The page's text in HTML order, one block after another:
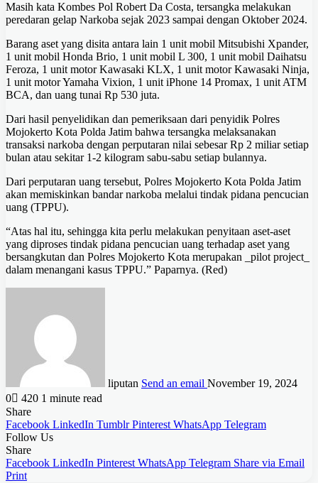
Masih kata Kombes Pol Robert Da Costa, tersangka melakukan
peredaran gelap Narkoba sejak 2023 sampai dengan Oktober 2024.
Barang aset yang disita antara lain 1 unit mobil Mitsubishi Xpander,
1 unit mobil Honda Brio, 1 unit mobil L 300, 1 unit mobil Daihatsu
Feroza, 1 unit motor Kawasaki KLX, 1 unit motor Kawasaki Ninja,
1 unit motor Yamaha Vixion, 1 unit iPhone 14 Promax, 1 unit ATM
BCA, dan uang tunai Rp 530 juta.
Dari hasil penyelidikan dan pemeriksaan dari penyidik Polres
Mojokerto Kota Polda Jatim bahwa tersangka melaksanakan
transaksi narkoba dengan perputaran nilai sebesar Rp 2 miliar setiap
bulan atau sekitar 1-2 kilogram sabu-sabu setiap bulannya.
Dari perputaran uang tersebut, Polres Mojokerto Kota Polda Jatim
akan memiskinkan bandar narkoba melalui tindak pidana pencucian
uang (TPPU).
“Atas hal itu, sehingga kita perlu melakukan penyitaan aset-aset
yang diproses tindak pidana pencucian uang terhadap aset yang
bersangkutan dan Polres Mojokerto Kota merupakan _pilot project_
dalam menangani kasus TPPU.” Paparnya. (Red)
liputan Send an email November 19, 2024
0
420 1 minute read
Share
Facebook LinkedIn Tumblr Pinterest WhatsApp Telegram
Follow Us
Share
Facebook LinkedIn Pinterest WhatsApp Telegram Share via Email
Print